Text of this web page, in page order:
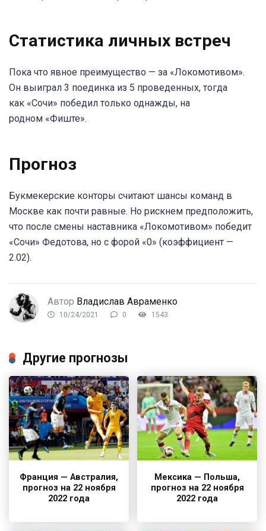
Статистика личных встреч
Пока что явное преимущество — за «Локомотивом».
Он выиграл 3 поединка из 5 проведенных, тогда
как «Сочи» победил только однажды, на
родном «Фиште».
Прогноз
Букмекерские конторы считают шансы команд в
Москве как почти равные. Но рискнем предположить,
что после смены наставника «Локомотивом» победит
«Сочи» Федотова, но с форой «0» (коэффициент —
2.02).
Автор Владислав Авраменко
10/24/2021 0 1543
Другие прогнозы
Франция — Австралия,
прогноз на 22 ноября
2022 года
Мексика — Польша,
прогноз на 22 ноября
2022 года